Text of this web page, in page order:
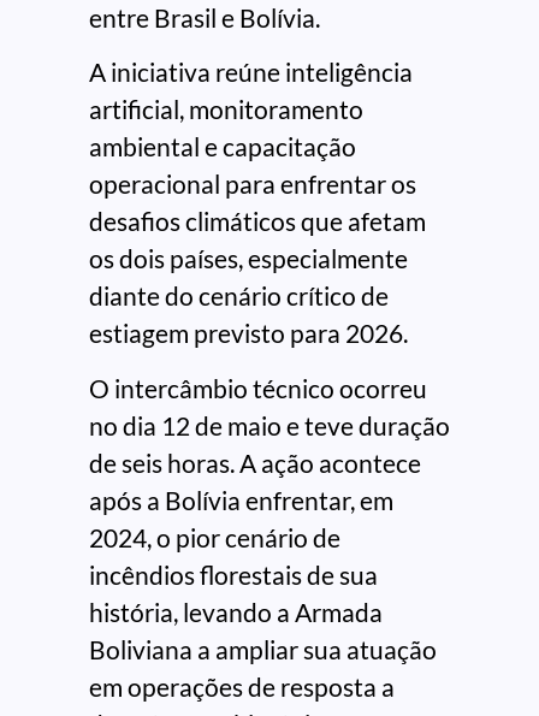
entre Brasil e Bolívia.
A iniciativa reúne inteligência
artificial, monitoramento
ambiental e capacitação
operacional para enfrentar os
desafios climáticos que afetam
os dois países, especialmente
diante do cenário crítico de
estiagem previsto para 2026.
O intercâmbio técnico ocorreu
no dia 12 de maio e teve duração
de seis horas. A ação acontece
após a Bolívia enfrentar, em
2024, o pior cenário de
incêndios florestais de sua
história, levando a Armada
Boliviana a ampliar sua atuação
em operações de resposta a